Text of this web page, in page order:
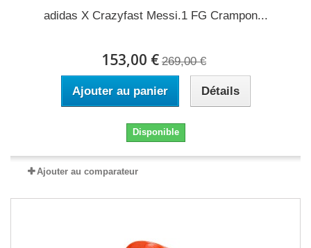
adidas X Crazyfast Messi.1 FG Crampon...
153,00 € 269,00 €
Ajouter au panier Détails
Disponible
Ajouter au comparateur